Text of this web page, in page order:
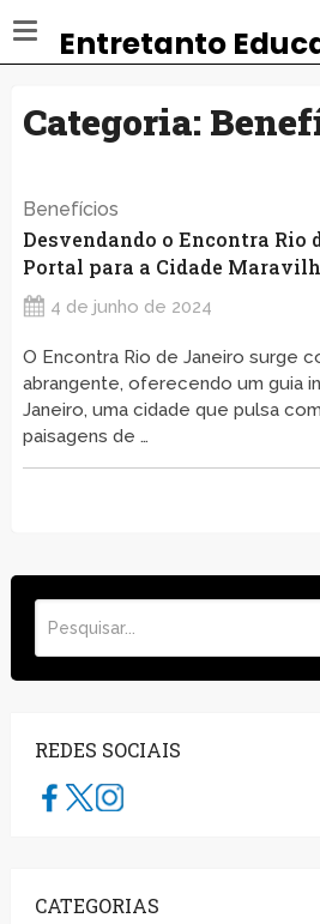
Entretanto
Categoria:
Benefícios
Desvendando o Encontra Rio
Portal para a Cidade
4 de junho de 2024
O Encontra Rio de Janeiro surge
abrangente, oferecendo um guia
Janeiro, uma cidade que pulsa
paisagens de …
REDES SOCIAIS
CATEGORIAS